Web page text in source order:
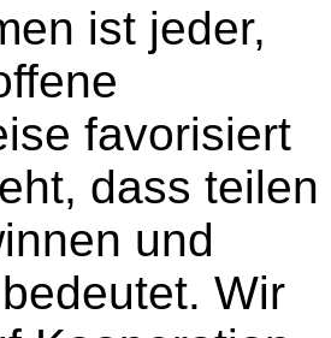
ist jeder,
favorisiert
dass teilen
und
Wir